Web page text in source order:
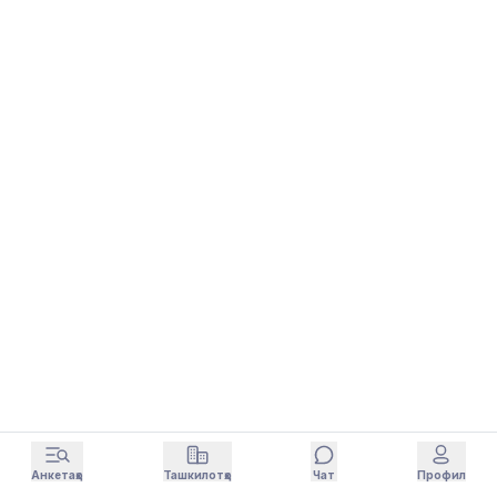
Анкетаҳо Ташкилотҳо Чат Профил